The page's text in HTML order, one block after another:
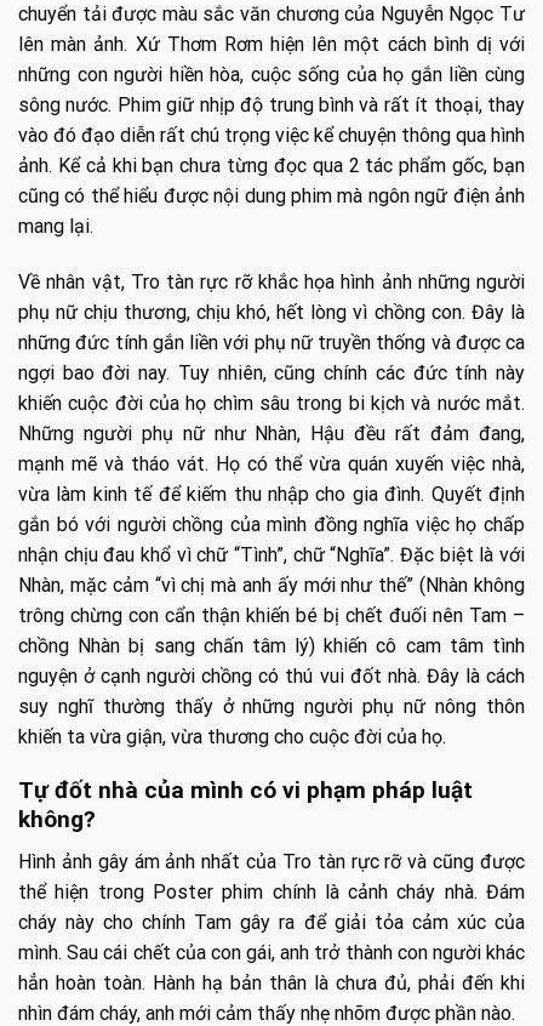
chuyển tải được màu sắc văn chương của Nguyễn Ngọc Tư
lên màn ảnh. Xứ Thơm Rơm hiện lên một cách bình dị với
những con người hiền hòa, cuộc sống của họ gắn liền cùng
sông nước. Phim giữ nhịp độ trung bình và rất ít thoại, thay
vào đó đạo diễn rất chú trọng việc kể chuyện thông qua hình
ảnh. Kể cả khi bạn chưa từng đọc qua 2 tác phẩm gốc, bạn
cũng có thể hiểu được nội dung phim mà ngôn ngữ điện ảnh
mang lại.
Về nhân vật, Tro tàn rực rỡ khắc họa hình ảnh những người
phụ nữ chịu thương, chịu khó, hết lòng vì chồng con. Đây là
những đức tính gắn liền với phụ nữ truyền thống và được ca
ngợi bao đời nay. Tuy nhiên, cũng chính các đức tính này
khiến cuộc đời của họ chìm sâu trong bi kịch và nước mắt.
Những người phụ nữ như Nhàn, Hậu đều rất đảm đang,
mạnh mẽ và tháo vát. Họ có thể vừa quán xuyến việc nhà,
vừa làm kinh tế để kiếm thu nhập cho gia đình. Quyết định
gắn bó với người chồng của mình đồng nghĩa việc họ chấp
nhận chịu đau khổ vì chữ “Tình”, chữ “Nghĩa”. Đặc biệt là với
Nhàn, mặc cảm “vì chị mà anh ấy mới như thế” (Nhàn không
trông chừng con cẩn thận khiến bé bị chết đuối nên Tam –
chồng Nhàn bị sang chấn tâm lý) khiến cô cam tâm tình
nguyện ở cạnh người chồng có thú vui đốt nhà. Đây là cách
suy nghĩ thường thấy ở những người phụ nữ nông thôn
khiến ta vừa giận, vừa thương cho cuộc đời của họ.
Tự đốt nhà của mình có vi phạm pháp luật
không?
Hình ảnh gây ám ảnh nhất của Tro tàn rực rỡ và cũng được
thể hiện trong Poster phim chính là cảnh cháy nhà. Đám
cháy này cho chính Tam gây ra để giải tỏa cảm xúc của
mình. Sau cái chết của con gái, anh trở thành con người khác
hẳn hoàn toàn. Hành hạ bản thân là chưa đủ, phải đến khi
nhìn đám cháy, anh mới cảm thấy nhẹ nhõm được phần nào.